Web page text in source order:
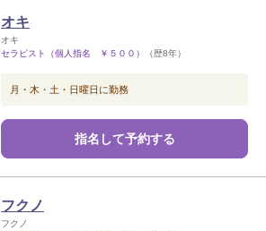
オキ
オキ
セラピスト（個人指名 ￥５００）
（歴8年）
月・木・土・日曜日に勤務
指名して予約する
フクノ
フクノ